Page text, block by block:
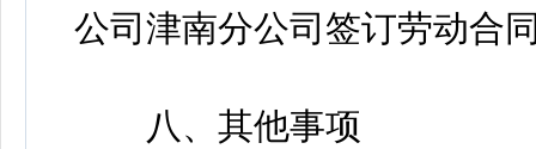
公司津南分公司签订劳动合
八、其他事项